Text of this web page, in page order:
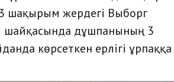
шақырым жердегі Выборг
шайқасында дұшпанының 3
көрсеткен ерлігі ұрпаққа